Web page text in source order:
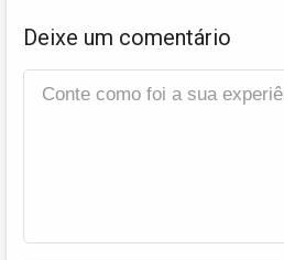
Deixe um comentário